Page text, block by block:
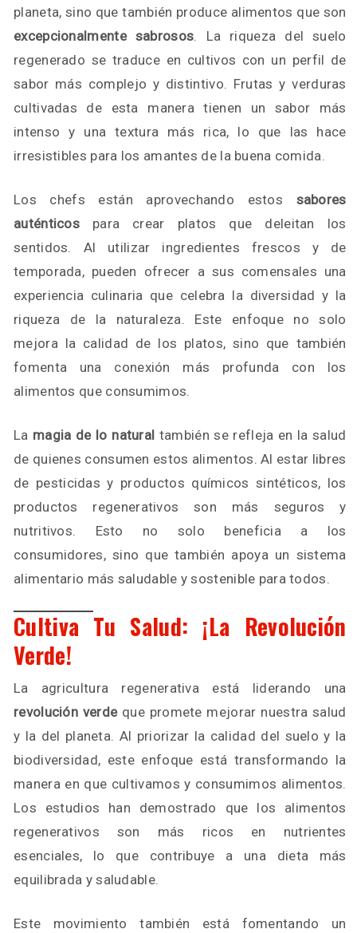
planeta, sino que también produce alimentos que son
excepcionalmente sabrosos. La riqueza del suelo
regenerado se traduce en cultivos con un perfil de
sabor más complejo y distintivo. Frutas y verduras
cultivadas de esta manera tienen un sabor más
intenso y una textura más rica, lo que las hace
irresistibles para los amantes de la buena comida.
Los chefs están aprovechando estos sabores
auténticos para crear platos que deleitan los
sentidos. Al utilizar ingredientes frescos y de
temporada, pueden ofrecer a sus comensales una
experiencia culinaria que celebra la diversidad y la
riqueza de la naturaleza. Este enfoque no solo
mejora la calidad de los platos, sino que también
fomenta una conexión más profunda con los
alimentos que consumimos.
La magia de lo natural también se refleja en la salud
de quienes consumen estos alimentos. Al estar libres
de pesticidas y productos químicos sintéticos, los
productos regenerativos son más seguros y
nutritivos. Esto no solo beneficia a los
consumidores, sino que también apoya un sistema
alimentario más saludable y sostenible para todos.
Cultiva Tu Salud: ¡La Revolución
Verde!
La agricultura regenerativa está liderando una
revolución verdeque promete mejorar nuestra salud
y la del planeta. Al priorizar la calidad del suelo y la
biodiversidad, este enfoque está transformando la
manera en que cultivamos y consumimos alimentos.
Los estudios han demostrado que los alimentos
regenerativos son más ricos en nutrientes
esenciales, lo que contribuye a una dieta más
equilibrada y saludable.
Este movimiento también está fomentando un